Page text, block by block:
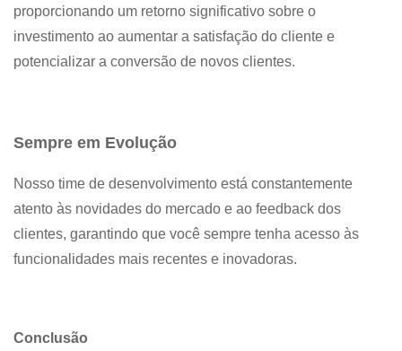
proporcionando um retorno significativo sobre o
investimento ao aumentar a satisfação do cliente e
potencializar a conversão de novos clientes.
Sempre em Evolução
Nosso time de desenvolvimento está constantemente
atento às novidades do mercado e ao feedback dos
clientes, garantindo que você sempre tenha acesso às
funcionalidades mais recentes e inovadoras.
Conclusão